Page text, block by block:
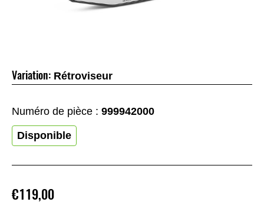
€119,00
Variation: Rétroviseur
Numéro de pièce : 999942000
Disponible